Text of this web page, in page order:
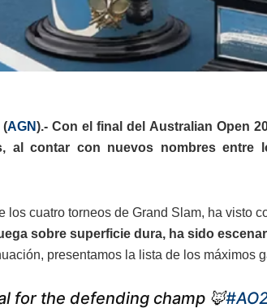
AGN).- Con el final del Australian Open
al contar con nuevos nombres entre
los cuatro torneos de Grand Slam, ha visto
sobre superficie dura, ha sido
presentamos la lista de los máximos
for the defending champ 🦊